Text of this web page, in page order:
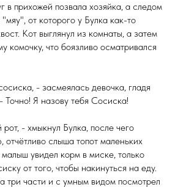
в прихожей позвала хозяйка, а следом
от которого у Булка как-то
Кот выглянул из комнаты, а затем
комочку, что боязливо осматривался
- засмеялась девочка, гладя
Я назову тебя Сосиска!
- хмыкнул Булка, после чего
отчётливо слыша топот маленьких
увидел корм в миске, только
от того, чтобы накинуться на еду.
три части и с умным видом посмотрел